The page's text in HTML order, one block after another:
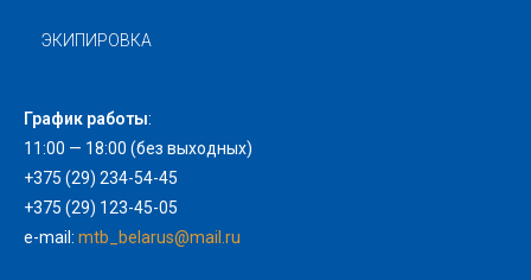
ЭКИПИРОВКА
График работы:
11:00 — 18:00 (без выходных)
+375 (29) 234-54-45
+375 (29) 123-45-05
e-mail: mtb_belarus@mail.ru